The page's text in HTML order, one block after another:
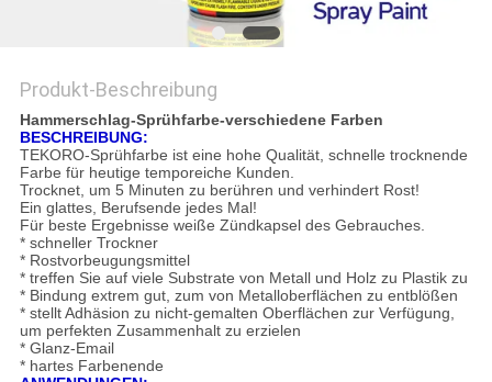
Produkt-Beschreibung
Hammerschlag-Sprühfarbe-verschiedene Farben
BESCHREIBUNG:
TEKORO-Sprühfarbe ist eine hohe Qualität, schnelle trocknende
Farbe für heutige temporeiche Kunden.
Trocknet, um 5 Minuten zu berühren und verhindert Rost!
Ein glattes, Berufsende jedes Mal!
Für beste Ergebnisse weiße Zündkapsel des Gebrauches.
* schneller Trockner
* Rostvorbeugungsmittel
* treffen Sie auf viele Substrate von Metall und Holz zu Plastik zu
* Bindung extrem gut, zum von Metalloberflächen zu entblößen
* stellt Adhäsion zu nicht-gemalten Oberflächen zur Verfügung,
um perfekten Zusammenhalt zu erzielen
* Glanz-Email
* hartes Farbenende